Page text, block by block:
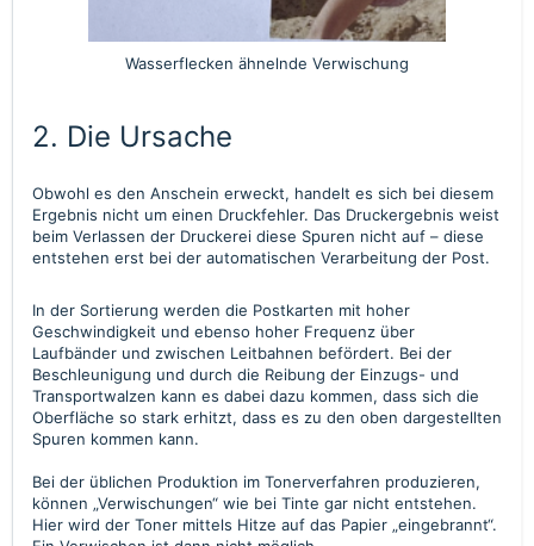
Wasserflecken ähnelnde Verwischung
2. Die Ursache
Obwohl es den Anschein erweckt, handelt es sich bei diesem
Ergebnis nicht um einen Druckfehler. Das Druckergebnis weist
beim Verlassen der Druckerei diese Spuren nicht auf – diese
entstehen erst bei der automatischen Verarbeitung der Post.
In der Sortierung werden die Postkarten mit hoher
Geschwindigkeit und ebenso hoher Frequenz über
Laufbänder und zwischen Leitbahnen befördert. Bei der
Beschleunigung und durch die Reibung der Einzugs- und
Transportwalzen kann es dabei dazu kommen, dass sich die
Oberfläche so stark erhitzt, dass es zu den oben dargestellten
Spuren kommen kann.
Bei der üblichen Produktion im Tonerverfahren produzieren,
können „Verwischungen“ wie bei Tinte gar nicht entstehen.
Hier wird der Toner mittels Hitze auf das Papier „eingebrannt“.